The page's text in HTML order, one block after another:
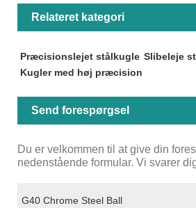
Relateret kategori
Præcisionslejet stålkugle Slibeleje
Kugler med høj præcision
Send forespørgsel
Du er velkommen til at give din
nedenstående formular. Vi svarer